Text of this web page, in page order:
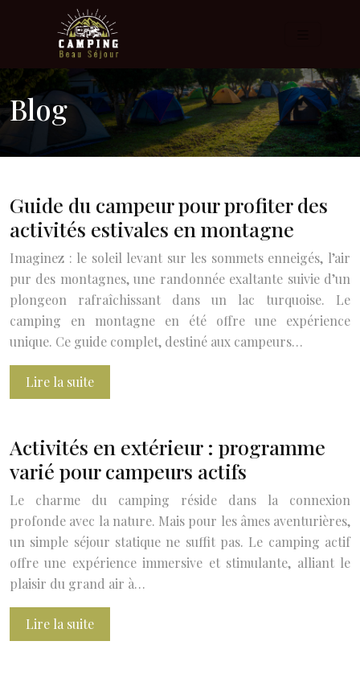
Blog
Guide du campeur pour profiter des
activités estivales en montagne
Imaginez : le soleil levant sur les sommets enneigés, l’air
pur des montagnes, une randonnée exaltante suivie d’un
plongeon rafraîchissant dans un lac turquoise. Le
camping en montagne en été offre une expérience
unique. Ce guide complet, destiné aux campeurs…
Lire la suite
Activités en extérieur : programme
varié pour campeurs actifs
Le charme du camping réside dans la connexion
profonde avec la nature. Mais pour les âmes aventurières,
un simple séjour statique ne suffit pas. Le camping actif
offre une expérience immersive et stimulante, alliant le
plaisir du grand air à…
Lire la suite